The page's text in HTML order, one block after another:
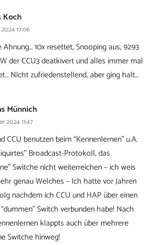
Koch
2024 17:06
Ahnung… 10x resettet, Snooping aus, 9293
der CCU3 deatkivert und alles immer mal
NIcht zufriedenstellend, aber ging halt…
Münnich
2024 11:47
CCU benutzen beim “Kennenlernen” u.A.
Broadcast-Protokoll, das
Switche nicht weiterreichen – ich weis
genau Welches – Ich hatte vor Jahren
nachdem ich CCU und HAP über einen
Switch verbunden habe! Nach
klappts auch über mehrere
Switche hinweg!